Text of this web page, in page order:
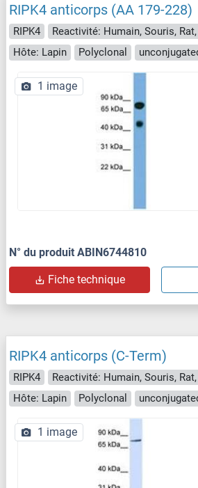
RIPK4 anticorps (AA 179-228)
RIPK4
Hôte: Lapin
Polyclonal
1 image
N° du produit ABIN6744810
Fiche technique
RIPK4 anticorps (C-Term)
RIPK4 Reactivité: Humain, Souris,
Hôte: Lapin
Polyclonal
1 image